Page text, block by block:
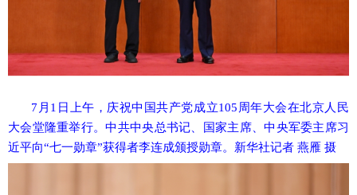
7月1日上午，庆祝中国共产党成立105周年大会在北京人民
大会堂隆重举行。中共中央总书记、国家主席、中央军委主席习
近平向“七一勋章”获得者李连成颁授勋章。新华社记者 燕雁 摄